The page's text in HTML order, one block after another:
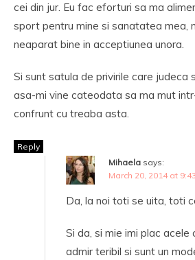
cei din jur. Eu fac eforturi sa ma
sport pentru mine si sanatatea mea,
neaparat bine in acceptiunea unora.
Si sunt satula de privirile care judeca
asa-mi vine cateodata sa ma mut
confrunt cu treaba asta.
Reply
Mihaela says:
March 20, 2014 at
Da, la noi toti se uita, toti
Si da, si mie imi plac acele
admir teribil si sunt un